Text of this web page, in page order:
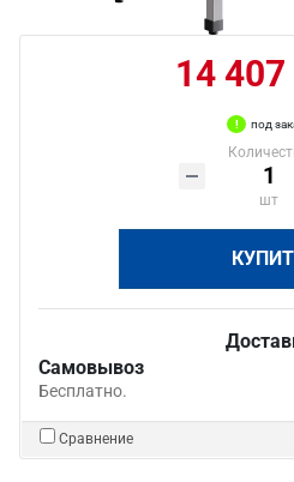
14 407
под
шт
Самовывоз
Бесплатно.
Сравнение